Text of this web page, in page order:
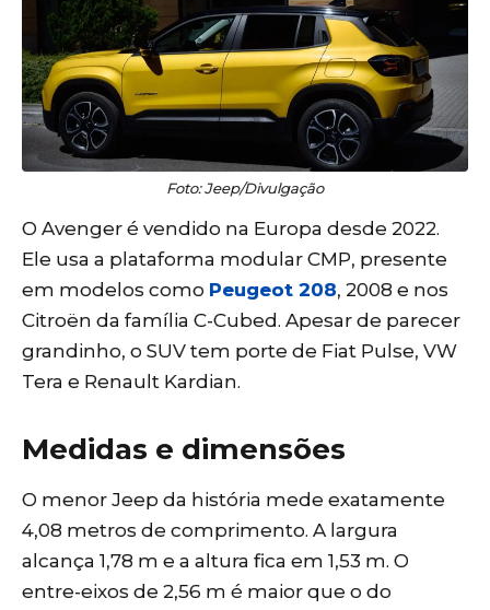
Foto: Jeep/Divulgação
O Avenger é vendido na Europa desde 2022.
Ele usa a plataforma modular CMP, presente
em modelos como Peugeot 208, 2008 e nos
Citroën da família C-Cubed. Apesar de parecer
grandinho, o SUV tem porte de Fiat Pulse, VW
Tera e Renault Kardian.
Medidas e dimensões
O menor Jeep da história mede exatamente
4,08 metros de comprimento. A largura
alcança 1,78 m e a altura fica em 1,53 m. O
entre-eixos de 2,56 m é maior que o do